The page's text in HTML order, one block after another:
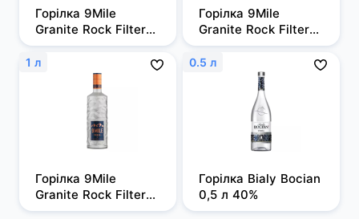
Горілка 9Mile
Granite Rock Filtered
0,5л, 37,5%
Горілка 9Mile
Granite Rock Filtered
0,7 л, 37,5%
1 л
Горілка 9Mile
Granite Rock Filtered
1 л, 37,5%
0.5 л
Горілка Bialy Bocian
0,5 л 40%